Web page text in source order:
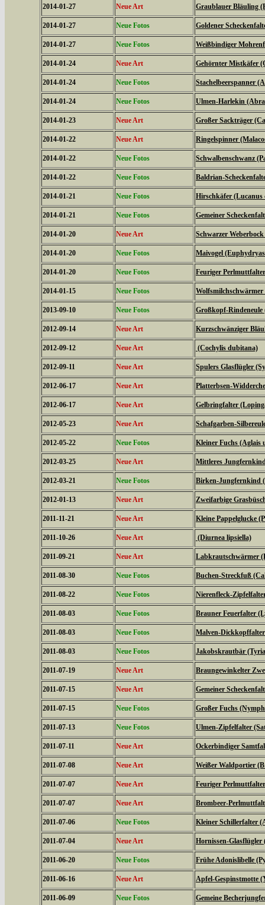
2014-01-27 Neue Art Graublauer Bläuling
2014-01-27 Neue Fotos Goldener
2014-01-27 Neue Fotos Weißbindiger
2014-01-24 Neue Art Gehörnter Mistkäfer
2014-01-24 Neue Fotos Stachelbeerspanner
2014-01-24 Neue Fotos Ulmen-Harlekin
2014-01-23 Neue Art Großer Sackträger
2014-01-22 Neue Art Ringelspinner
2014-01-22 Neue Fotos Schwalbenschwanz
2014-01-22 Neue Fotos Baldrian-
2014-01-21 Neue Fotos Hirschkäfer (Lucanus
2014-01-21 Neue Fotos Gemeiner
2014-01-20 Neue Art Schwarzer
2014-01-20 Neue Fotos Maivogel
2014-01-20 Neue Fotos Feuriger
2014-01-15 Neue Fotos
2013-09-10 Neue Fotos Großkopf-Rindeneule
2012-09-14 Neue Art Kurzschwänziger
2012-09-12 Neue Art (Cochylis dubitana)
2012-09-11 Neue Art Spulers Glasflügler
2012-06-17 Neue Art Platterbsen-
2012-06-17 Neue Art Gelbringfalter
2012-05-23 Neue Art Schafgarben-
2012-05-22 Neue Fotos Kleiner Fuchs (Aglais
2012-03-25 Neue Art Mittleres
2012-03-21 Neue Fotos Birken-Jungfernkind
2012-01-13 Neue Art Zweifarbige
2011-11-21 Neue Art Kleine Pappelglucke
2011-10-26 Neue Art (Diurnea lipsiella)
2011-09-21 Neue Art Labkrautschwärmer
2011-08-30 Neue Fotos Buchen-Streckfuß
2011-08-22 Neue Fotos Nierenfleck-
2011-08-03 Neue Fotos Brauner Feuerfalter
2011-08-03 Neue Fotos Malven-
2011-08-03 Neue Fotos Jakobskrautbär (Tyria
2011-07-19 Neue Art Braungewinkelter
2011-07-15 Neue Art Gemeiner
2011-07-15 Neue Fotos Großer Fuchs
2011-07-13 Neue Fotos Ulmen-Zipfelfalter
2011-07-11 Neue Art Ockerbindiger
2011-07-08 Neue Art Weißer Waldportier
2011-07-07 Neue Art Feuriger
2011-07-07 Neue Art Brombeer-
2011-07-06 Neue Fotos Kleiner Schillerfalter
2011-07-04 Neue Art Hornissen-Glasflügler
2011-06-20 Neue Fotos Frühe Adonislibelle
2011-06-16 Neue Art Apfel-Gespinstmotte
2011-06-09 Neue Fotos Gemeine